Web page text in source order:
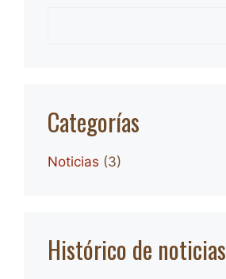
Categorías
Noticias (3)
Histórico de noticias